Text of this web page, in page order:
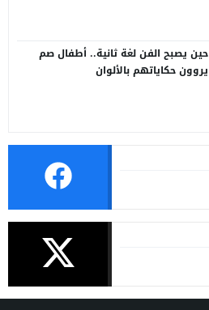
حين يصبح الفن لغة ثانية.. أطفال صم
يروون حكاياتهم بالألوان